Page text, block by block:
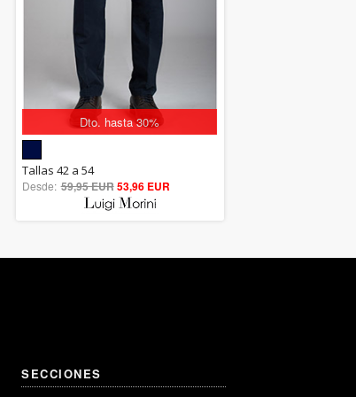
Dto. hasta 30%
5.00
out of 5
Tallas 42 a 54
Desde: 59,95 EUR53,96 EUR
SECCIONES